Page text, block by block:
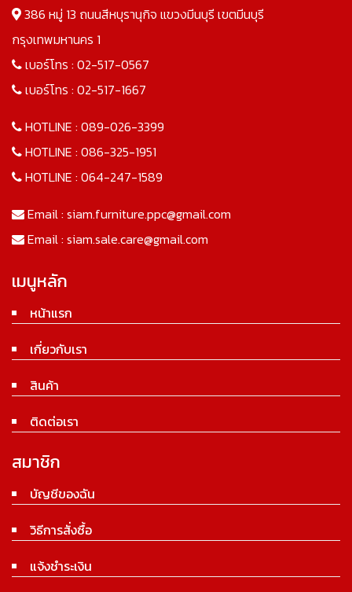
386 หมู่ 13 ถนนสีหบุรานุกิจ แขวงมีนบุรี เขตมีนบุรี
กรุงเทพมหานคร 1
เบอร์โทร : 02-517-0567
เบอร์โทร : 02-517-1667
HOTLINE : 089-026-3399
HOTLINE : 086-325-1951
HOTLINE : 064-247-1589
Email : siam.furniture.ppc@gmail.com
Email : siam.sale.care@gmail.com
เมนูหลัก
หน้าแรก
เกี่ยวกับเรา
สินค้า
ติดต่อเรา
สมาชิก
บัญชีของฉัน
วิธีการสั่งซื้อ
แจ้งชำระเงิน